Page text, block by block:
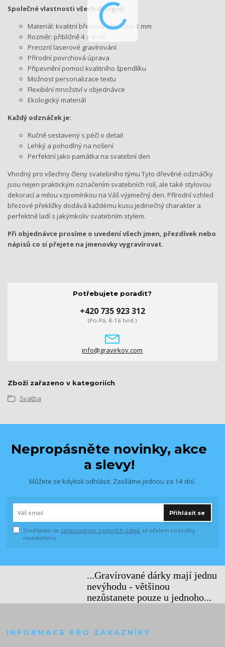
Společné vlastnosti všech designů:
Materiál: kvalitní březová překližka 3 mm
Rozměr: přibližně 4 x 4 cm
Precizní laserové gravírování
Přírodní povrchová úprava
Připevnění pomocí kvalitního špendlíku
Možnost personalizace textu
Flexibilní množství v objednávce
Ekologický materiál
Každý odznáček je:
Ručně sestavený s péčí o detail
Lehký a pohodlný na nošení
Perfektní jako památka na svatební den
Vhodný pro všechny členy svatebního týmu Tyto dřevěné odznáčky
jsou nejen praktickým označením svatebních rolí, ale také stylovou
dekorací a milou vzpomínkou na Váš výjimečný den. Přírodní vzhled
březové překližky dodává každému kusu jedinečný charakter a
perfektně ladí s jakýmkoliv svatebním stylem.
Při objednávce prosíme o uvedení všech jmen, přezdívek nebo
nápisů co si přejete na jmenovky vygravírovat.
Potřebujete poradit?
+420 735 923 312
(Po-Pá, 8-16 hod.)
info@gravirkov.com
Zboží zařazeno v kategoriích
Svatba
Nepropásněte novinky, akce
a slevy!
Můžete se kdykoli odhlásit. Zasíláme jednou za 14 dní.
Přihlásit se
Souhlasím se zpracováním osobních údajů za účelem rozesílky
newsletteru.
...Gravírované dárky mají jednu
nevýhodu - většinou
nezůstanete pouze u jednoho...
INFORMACE PRO ZÁKAZNÍKY